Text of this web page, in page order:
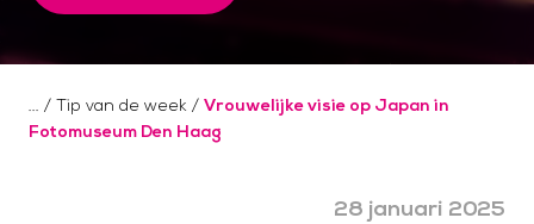
/ Tip van de week / Vrouwelijke visie op Japan in
Fotomuseum Den Haag
28 januari 2025